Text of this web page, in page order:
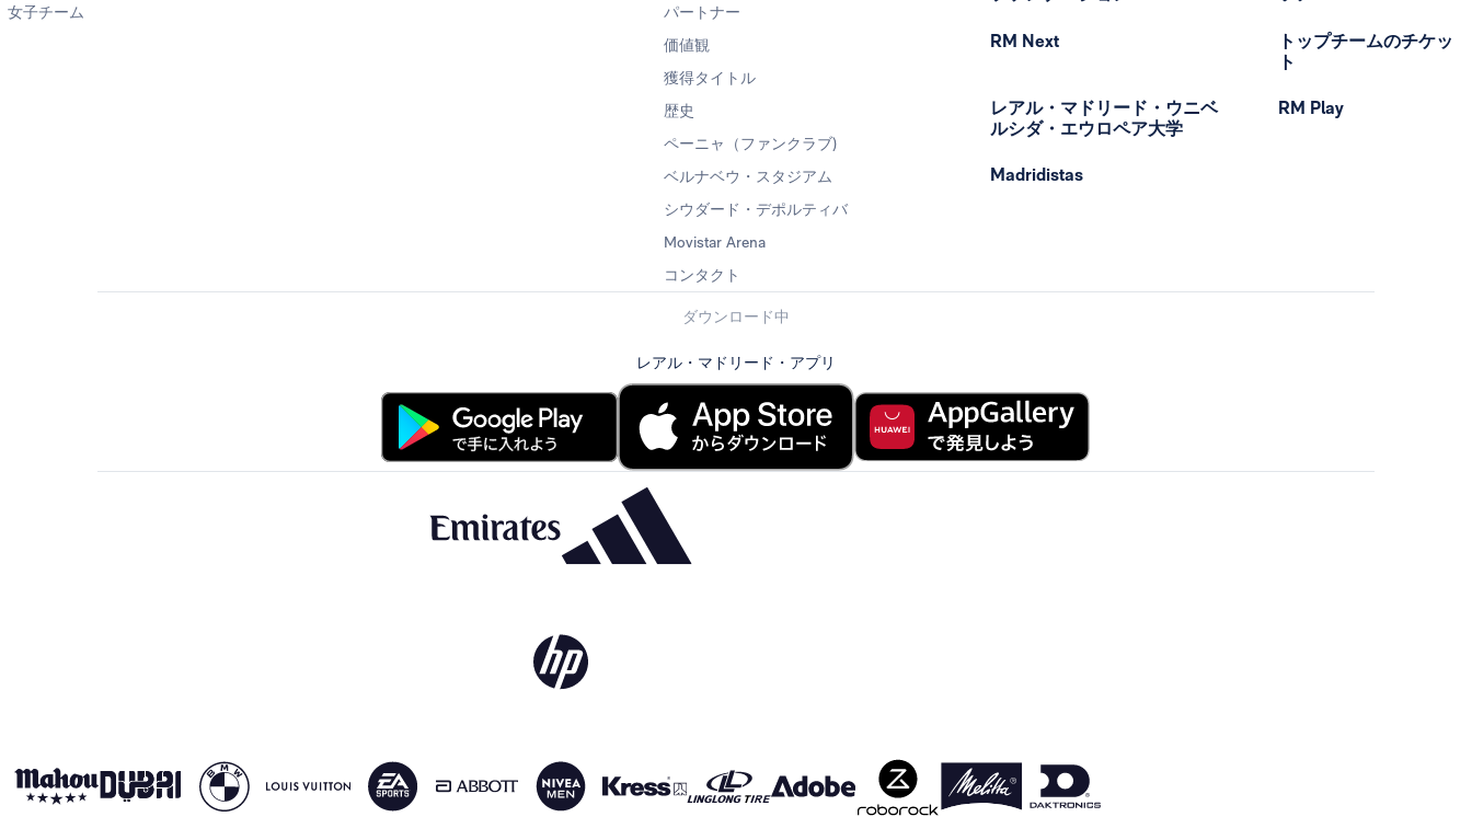
女子チーム
パートナー
価値観
獲得タイトル
歴史
ペーニャ（ファンクラブ)
ベルナベウ・スタジアム
シウダード・デポルティバ
Movistar Arena
コンタクト
RM Next
レアル・マドリード・ウニベ
ルシダ・エウロペア大学
Madridistas
トップチームのチケッ
ト
RM Play
ダウンロード中
レアル・マドリード・アプリ